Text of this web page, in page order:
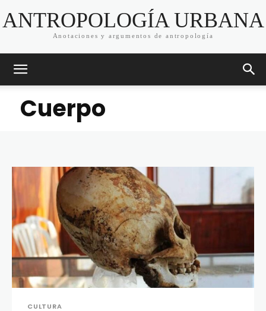
ANTROPOLOGÍA URBANA
Anotaciones y argumentos de antropología
Cuerpo
CULTURA